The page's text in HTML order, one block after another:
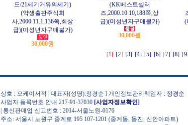
드/21세기거유의세기)
(약생출판주식회
사,2000.11.1,136쪽,최상
급)(미성년자구매불가)
30,000원
(KK베스트셀러
즈,2000.10.10,188쪽,상
급)(미성년자구매불가)
30,000원
(
[1] [2] [3] [4] [5] [6] [7] [8] [9]
상호 : 오케이서적 | 대표자(성명):정경순 l 개인정보관리책임자 : 정경순
사업자 등록번호 안내 217-91-37030 [사업자정보확인]
| 통신판매업 신고번호 : 2014-서울노원-0176
주소: 서울시 노원구 중계로 195 107-1201 (중계동, 동진, 신안아파트)